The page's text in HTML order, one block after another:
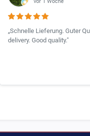
„Schnelle Lieferung. Guter
delivery. Good quality."